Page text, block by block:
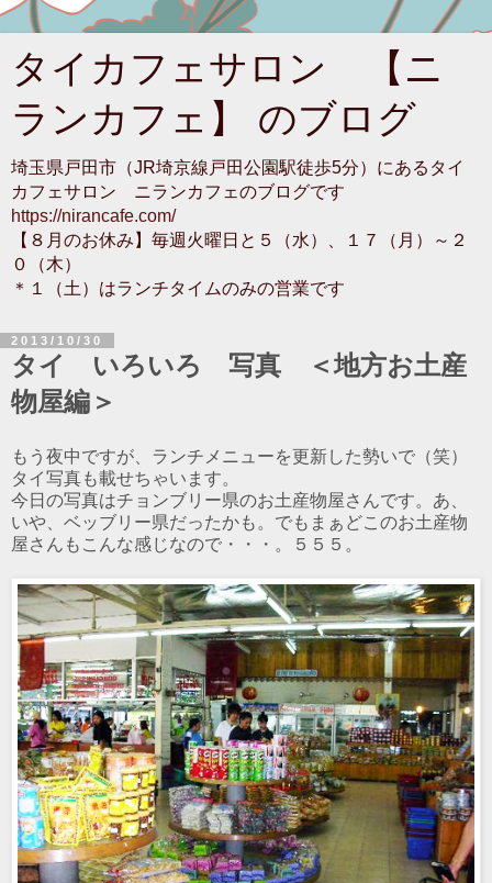
タイカフェサロン 【ニ
ランカフェ】 のブログ
埼玉県戸田市（JR埼京線戸田公園駅徒歩5分）にあるタイ
カフェサロン ニランカフェのブログです
https://nirancafe.com/
【８月のお休み】毎週火曜日と５（水）、１７（月）～２
０（木）
＊１（土）はランチタイムのみの営業です
2013/10/30
タイ いろいろ 写真 ＜地方お土産
物屋編＞
もう夜中ですが、ランチメニューを更新した勢いで（笑）
タイ写真も載せちゃいます。
今日の写真はチョンブリー県のお土産物屋さんです。あ、
いや、ベッブリー県だったかも。でもまぁどこのお土産物
屋さんもこんな感じなので・・・。５５５。